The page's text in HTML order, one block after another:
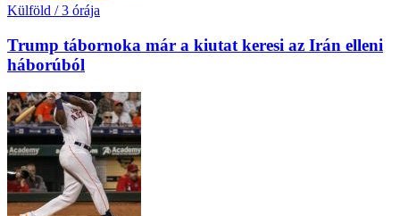
Külföld / 3 órája
Trump tábornoka már a kiutat keresi az Irán elleni
háborúból